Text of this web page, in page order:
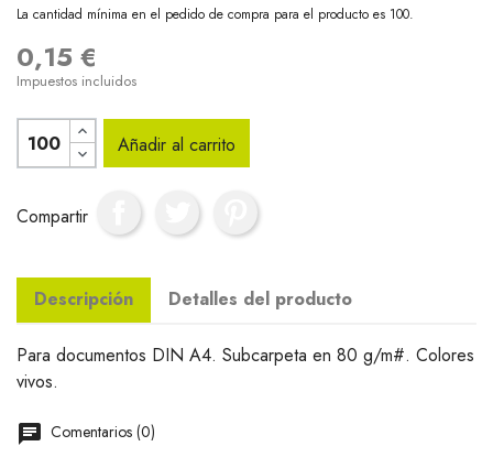
La cantidad mínima en el pedido de compra para el producto es 100.
0,15 €
Impuestos incluidos
Añadir al carrito
Compartir
Descripción Detalles del producto
Para documentos DIN A4. Subcarpeta en 80 g/m#. Colores
vivos.
Comentarios (0)